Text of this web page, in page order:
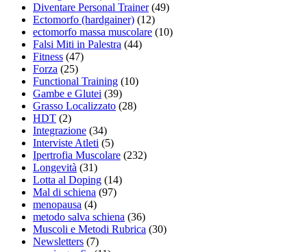
Diventare Personal Trainer(49)
Ectomorfo (hardgainer) (12)
ectomorfo massa muscolare (10)
Falsi Miti in Palestra (44)
Fitness (47)
Forza (25)
Functional Training (10)
Gambe e Glutei (39)
Grasso Localizzato (28)
HDT (2)
Integrazione (34)
Interviste Atleti (5)
Ipertrofia Muscolare (232)
Longevità (31)
Lotta al Doping (14)
Mal di schiena (97)
menopausa (4)
metodo salva schiena (36)
Muscoli e Metodi Rubrica (30)
Newsletters (7)